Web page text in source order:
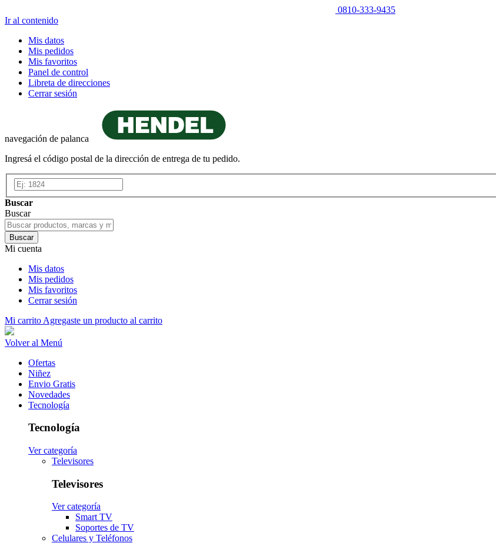
0810-333-9435
Ir al contenido
Mis datos
Mis pedidos
Mis favoritos
Panel de control
Libreta de direcciones
Cerrar sesión
navegación de palanca
Ingresá el código postal de la dirección de entrega de tu pedido.
Buscar
Buscar
Buscar
Mi cuenta
Mis datos
Mis pedidos
Mis favoritos
Cerrar sesión
Mi carrito Agregaste un producto al carrito
Volver al Menú
Ofertas
Niñez
Envio Gratis
Novedades
Tecnología
Tecnología
Ver categoría
Televisores
Televisores
Ver categoría
Smart TV
Soportes de TV
Celulares y Teléfonos